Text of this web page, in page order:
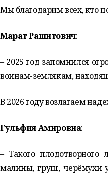
Мы благодарим всех, кто
Марат Рашитович:
– 2025 год запомнился
воинам-землякам,
В 2026 году возлагаем
Гульфия Амировна:
– Такого
малины, груш, черёмухи